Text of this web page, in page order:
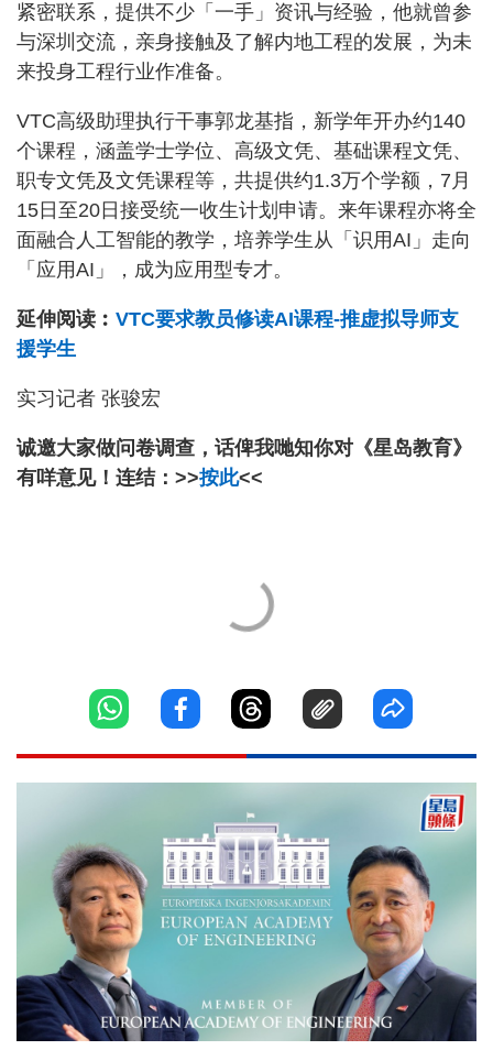
紧密联系，提供不少「一手」资讯与经验，他就曾参
与深圳交流，亲身接触及了解内地工程的发展，为未
来投身工程行业作准备。
VTC高级助理执行干事郭龙基指，新学年开办约140
个课程，涵盖学士学位、高级文凭、基础课程文凭、
职专文凭及文凭课程等，共提供约1.3万个学额，7月
15日至20日接受统一收生计划申请。来年课程亦将全
面融合人工智能的教学，培养学生从「识用AI」走向
「应用AI」，成为应用型专才。
延伸阅读︰ VTC要求教员修读AI课程-推虚拟导师支
援学生
实习记者 张骏宏
诚邀大家做问卷调查，话俾我哋知你对《星岛教育》
有咩意见！连结：>>按此<<